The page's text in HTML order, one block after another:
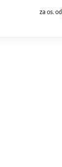
za os. od